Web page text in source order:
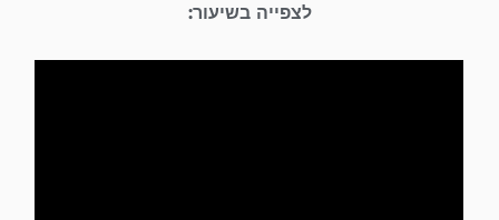
לצפייה בשיעור: